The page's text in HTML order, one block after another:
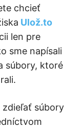
chcieť
Ulož.to
len pre
sme napísali
súbory, ktoré
zdieľať súbory